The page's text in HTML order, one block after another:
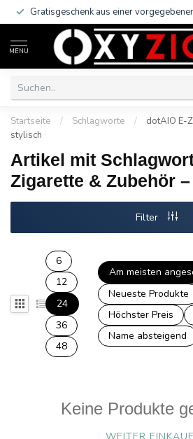
Gratisgeschenk aus einer
MENU
Startseite / Schlagworte /
dotAIO E-
stylisch
Artikel mit
Zigarette & Zubehör
Filter
6
12
24
36
48
Am meisten
Neueste Produkte
Höchster Preis
Name absteigend
Keine Produkte